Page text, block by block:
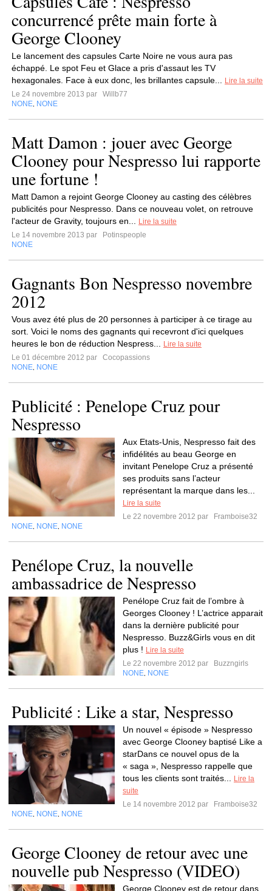
concurrencé prête main forte à
George Clooney
Le lancement des capsules Carte Noire ne vous aura pas
échappé. Le spot Feu et Glace a pris d'assaut les TV
hexagonales. Face à eux donc, les brillantes capsule...
Lire la suite
Le 24 novembre 2013 par
Willb77
NONE NONE
Matt Damon : jouer avec George
Clooney pour Nespresso lui rapporte
une fortune !
Matt Damon a rejoint George Clooney au casting des célèbres
publicités pour Nespresso. Dans ce nouveau volet, on retrouve
l'acteur de Gravity, toujours en...
Lire la suite
Le 14 novembre 2013 par
Potinspeople
NONE
Gagnants Bon Nespresso novembre
2012
Vous avez été plus de 20 personnes à participer à ce tirage au
sort. Voici le noms des gagnants qui recevront d'ici quelques
heures le bon de réduction Nespress...
Lire la suite
Le 01 décembre 2012 par
Cocopassions
NONE NONE
Publicité : Penelope Cruz pour
Nespresso
Aux Etats-Unis, Nespresso fait des
infidélités au beau George en
invitant Penelope Cruz a présenté
ses produits sans l’acteur
représentant la marque dans les...
Lire la suite
Le 22 novembre 2012 par
Framboise32
NONE NONE NONE
Penélope Cruz, la nouvelle
ambassadrice de Nespresso
Penélope Cruz fait de l’ombre à
Georges Clooney ! L’actrice apparait
dans la dernière publicité pour
Nespresso. Buzz&Girls vous en dit
plus ! Lire la suite
Le 22 novembre 2012 par
Buzzngirls
NONE NONE
Publicité : Like a star, Nespresso
Un nouvel « épisode » Nespresso
avec George Clooney baptisé Like a
starDans ce nouvel opus de la
« saga », Nespresso rappelle que
tous les clients sont traités...
Lire la
suite
Le 14 novembre 2012 par
Framboise32
NONE NONE NONE
George Clooney de retour avec une
nouvelle pub Nespresso (VIDEO)
George Clooney est de retour dans